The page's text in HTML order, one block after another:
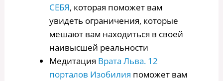
СЕБЯ, которая поможет вам
увидеть ограничения, которые
мешают вам находиться в своей
наивысшей реальности
Медитация Врата Льва. 12
порталов Изобилия поможет вам